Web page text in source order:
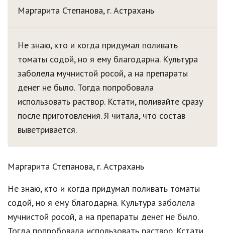
Маргарита Степанова, г. Астрахань
Не знаю, кто и когда придумал поливать
томаты содой, но я ему благодарна. Культура
заболела мучнистой росой, а на препараты
денег не было. Тогда попробовала
использовать раствор. Кстати, поливайте сразу
после приготовления. Я читала, что состав
выветривается.
Маргарита Степанова, г. Астрахань
Не знаю, кто и когда придумал поливать томаты
содой, но я ему благодарна. Культура заболела
мучнистой росой, а на препараты денег не было.